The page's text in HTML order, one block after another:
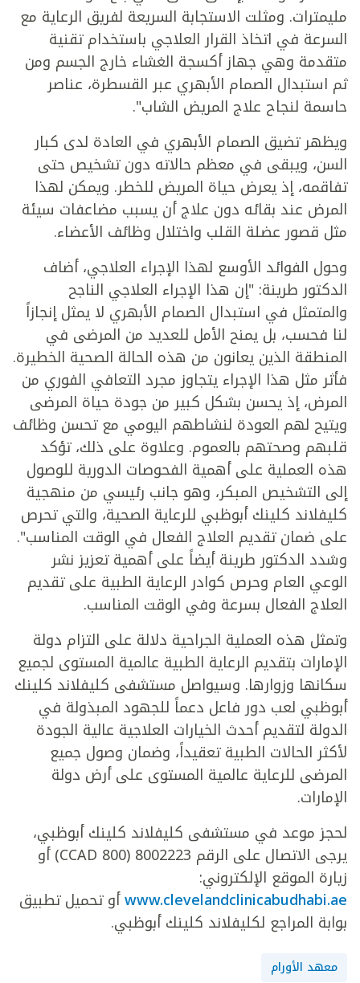
مليمترات. ومثلت الاستجابة السريعة لفريق الرعاية مع
السرعة في اتخاذ القرار العلاجي باستخدام تقنية
متقدمة وهي جهاز أكسجة الغشاء خارج الجسم ومن
ثم استبدال الصمام الأبهري عبر القسطرة، عناصر
حاسمة لنجاح علاج المريض الشاب".
ويظهر تضيق الصمام الأبهري في العادة لدى كبار
السن، ويبقى في معظم حالاته دون تشخيص حتى
تفاقمه، إذ يعرض حياة المريض للخطر. ويمكن لهذا
المرض عند بقائه دون علاج أن يسبب مضاعفات سيئة
مثل قصور عضلة القلب واختلال وظائف الأعضاء.
وحول الفوائد الأوسع لهذا الإجراء العلاجي، أضاف
الدكتور طرينة: "إن هذا الإجراء العلاجي الناجح
والمتمثل في استبدال الصمام الأبهري لا يمثل إنجازاً
لنا فحسب، بل يمنح الأمل للعديد من المرضى في
المنطقة الذين يعانون من هذه الحالة الصحية الخطيرة.
فأثر مثل هذا الإجراء يتجاوز مجرد التعافي الفوري من
المرض، إذ يحسن بشكل كبير من جودة حياة المرضى
ويتيح لهم العودة لنشاطهم اليومي مع تحسن وظائف
قلبهم وصحتهم بالعموم. وعلاوة على ذلك، تؤكد
هذه العملية على أهمية الفحوصات الدورية للوصول
إلى التشخيص المبكر، وهو جانب رئيسي من منهجية
كليفلاند كلينك أبوظبي للرعاية الصحية، والتي تحرص
على ضمان تقديم العلاج الفعال في الوقت المناسب".
وشدد الدكتور طرينة أيضاً على أهمية تعزيز نشر
الوعي العام وحرص كوادر الرعاية الطبية على تقديم
العلاج الفعال بسرعة وفي الوقت المناسب.
وتمثل هذه العملية الجراحية دلالة على التزام دولة
الإمارات بتقديم الرعاية الطبية عالمية المستوى لجميع
سكانها وزوارها. وسيواصل مستشفى كليفلاند كلينك
أبوظبي لعب دور فاعل دعماً للجهود المبذولة في
الدولة لتقديم أحدث الخيارات العلاجية عالية الجودة
لأكثر الحالات الطبية تعقيداً، وضمان وصول جميع
المرضى للرعاية عالمية المستوى على أرض دولة
الإمارات.
لحجز موعد في مستشفى كليفلاند كلينك أبوظبي،
يرجى الاتصال على الرقم 8002223 (800 CCAD) أو
زيارة الموقع الإلكتروني:
www.clevelandclinicabudhabi.aeأو تحميل تطبيق
بوابة المراجع لكليفلاند كلينك أبوظبي.
معهد الأورام